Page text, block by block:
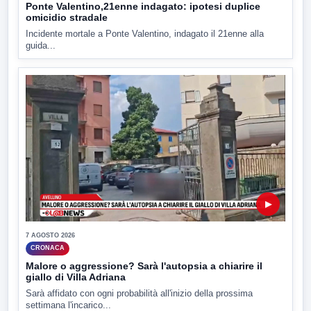
Ponte Valentino,21enne indagato: ipotesi duplice
omicidio stradale
Incidente mortale a Ponte Valentino, indagato il 21enne alla
guida...
▶
7 AGOSTO 2026
CRONACA
Malore o aggressione? Sarà l'autopsia a chiarire il
giallo di Villa Adriana
Sarà affidato con ogni probabilità all'inizio della prossima
settimana l'incarico...